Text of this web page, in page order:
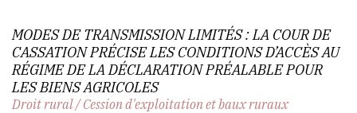
MODES DE TRANSMISSION LIMITÉS : LA COUR DE
CASSATION PRÉCISE LES CONDITIONS D’ACCÈS AU
RÉGIME DE LA DÉCLARATION PRÉALABLE POUR
LES BIENS AGRICOLES
Droit rural/Cession d'exploitation et baux ruraux